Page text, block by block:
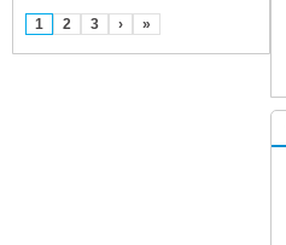
1 2 3 › »